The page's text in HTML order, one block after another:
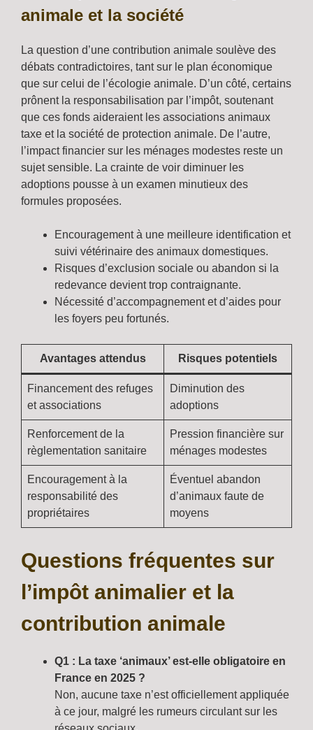
animale et la société
La question d’une contribution animale soulève des
débats contradictoires, tant sur le plan économique
que sur celui de l’écologie animale. D’un côté, certains
prônent la responsabilisation par l’impôt, soutenant
que ces fonds aideraient les associations animaux
taxe et la société de protection animale. De l’autre,
l’impact financier sur les ménages modestes reste un
sujet sensible. La crainte de voir diminuer les
adoptions pousse à un examen minutieux des
formules proposées.
Encouragement à une meilleure identification et
suivi vétérinaire des animaux domestiques.
Risques d’exclusion sociale ou abandon si la
redevance devient trop contraignante.
Nécessité d’accompagnement et d’aides pour
les foyers peu fortunés.
Avantages attendus Risques potentiels
Financement des refuges
et associations
Diminution des
adoptions
Renforcement de la
règlementation sanitaire
Pression financière sur
ménages modestes
Encouragement à la
responsabilité des
propriétaires
Éventuel abandon
d’animaux faute de
moyens
Questions fréquentes sur
l’impôt animalier et la
contribution animale
Q1 : La taxe ‘animaux’ est-elle obligatoire en
France en 2025 ?
Non, aucune taxe n’est officiellement appliquée
à ce jour, malgré les rumeurs circulant sur les